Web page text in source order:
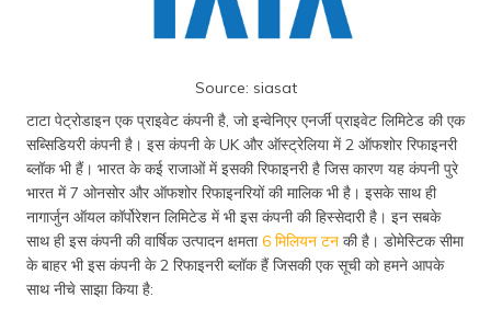
Source: siasat
टाटा पेट्रोडाइन एक प्राइवेट कंपनी है, जो इन्वेनिएर एनर्जी प्राइवेट लिमिटेड की एक
सब्सिडियरी कंपनी है। इस कंपनी के UK और ऑस्ट्रेलिया में 2 ऑफशोर रिफाइनरी
ब्लॉक भी हैं। भारत के कई राजाओं में इसकी रिफाइनरी है जिस कारण यह कंपनी पुरे
भारत में 7 ओनसोर और ऑफशोर रिफाइनरियों की मालिक भी है। इसके साथ ही
नागार्जुन ऑयल कॉर्पोरेशन लिमिटेड में भी इस कंपनी की हिस्सेदारी है। इन सबके
साथ ही इस कंपनी की वार्षिक उत्पादन क्षमता6 मिलियन टन की है। डोमेस्टिक सीमा
के बाहर भी इस कंपनी के 2 रिफाइनरी ब्लॉक हैं जिसकी एक सूची को हमने आपके
साथ नीचे साझा किया है: